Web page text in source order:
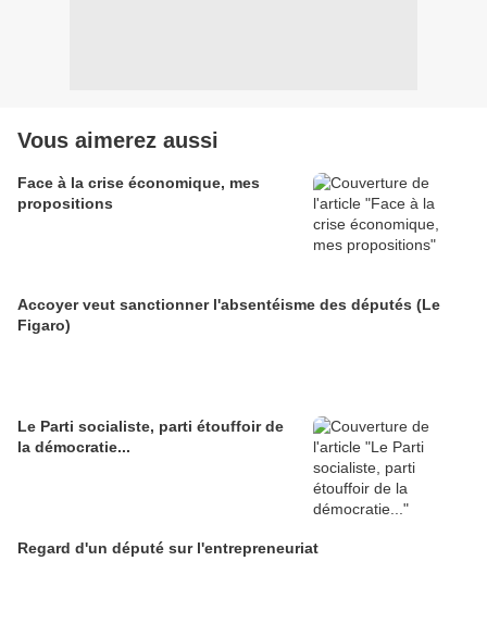
Vous aimerez aussi
Face à la crise économique, mes
propositions
Accoyer veut sanctionner l'absentéisme des députés (Le
Figaro)
Le Parti socialiste, parti étouffoir de
la démocratie...
Regard d'un député sur l'entrepreneuriat